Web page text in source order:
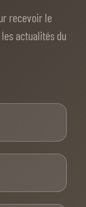
recevoir le
actualités du